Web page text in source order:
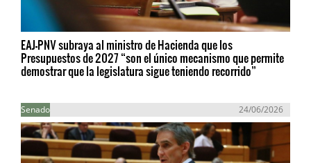
EAJ-PNV subraya al ministro de Hacienda que los
Presupuestos de 2027 “son el único mecanismo que permite
demostrar que la legislatura sigue teniendo recorrido”
Senado 24/06/2026